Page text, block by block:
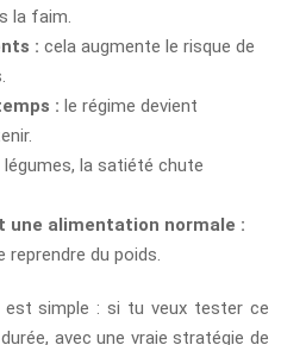
la faim.
: cela augmente le risque de
: le régime devient
légumes, la satiété chute
une alimentation normale :
reprendre du poids.
est simple : si tu veux tester ce
avec une vraie stratégie de